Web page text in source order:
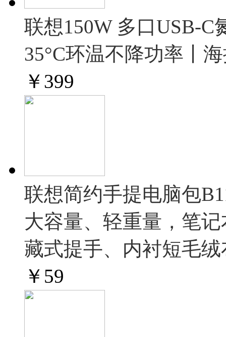
联想150W 多口USB-C
35°C环温不降功率丨
￥ 399
联想简约手提电脑包
大容量、轻重量，笔
藏式提手、内衬短毛
￥ 59